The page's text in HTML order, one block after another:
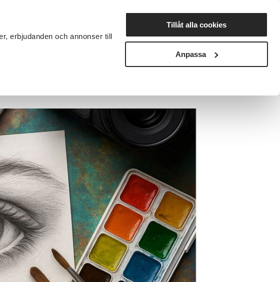
erbjudanden och annonser till
Tillåt alla cookies
Anpassa
Nyheter Avdelningar